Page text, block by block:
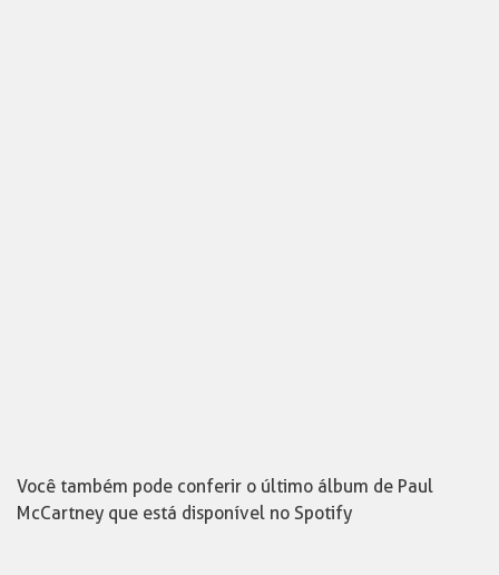
Você também pode conferir o último álbum de Paul
McCartney que está disponível no Spotify